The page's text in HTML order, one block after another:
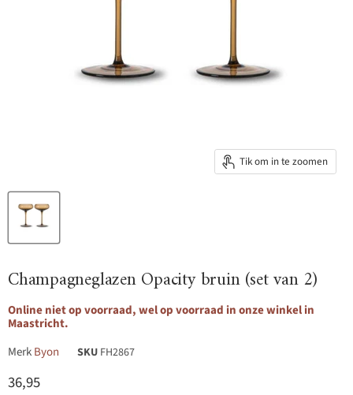
Tik om in te zoomen
Champagneglazen Opacity bruin (set van 2)
Online niet op voorraad, wel op voorraad in onze winkel in
Maastricht.
MerkByon SKU FH2867
Huidige prijs
36,95